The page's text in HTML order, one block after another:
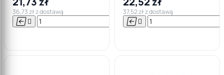
36,73 zł z dostawą
  

37,52 zł z dostawą
 